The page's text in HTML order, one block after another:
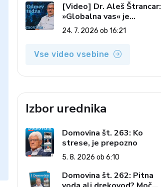
[Video] Dr. Aleš Štrancar:
»Globalna vas« je
zatiranje vseh (Odmev
tedna, 24. 7. 2026)
24. 7. 2026 ob 16:21
Vse video vsebine
Izbor urednika
Domovina št. 263: Ko
strese, je prepozno
5. 8. 2026 ob 6:10
Domovina št. 262: Pitna